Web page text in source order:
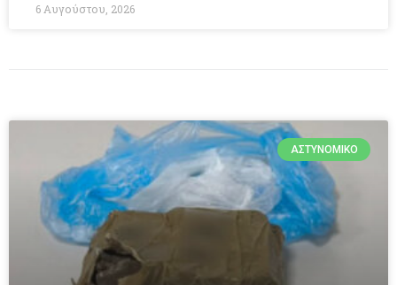
6 Αυγούστου, 2026
ΑΣΤΥΝΟΜΙΚΌ